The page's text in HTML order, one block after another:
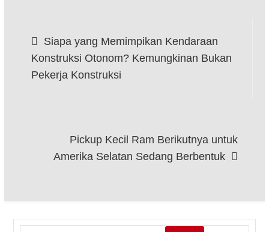
navigation
Siapa yang Memimpikan Kendaraan
Konstruksi Otonom? Kemungkinan Bukan
Pekerja Konstruksi
Pickup Kecil Ram Berikutnya untuk
Amerika Selatan Sedang Berbentuk